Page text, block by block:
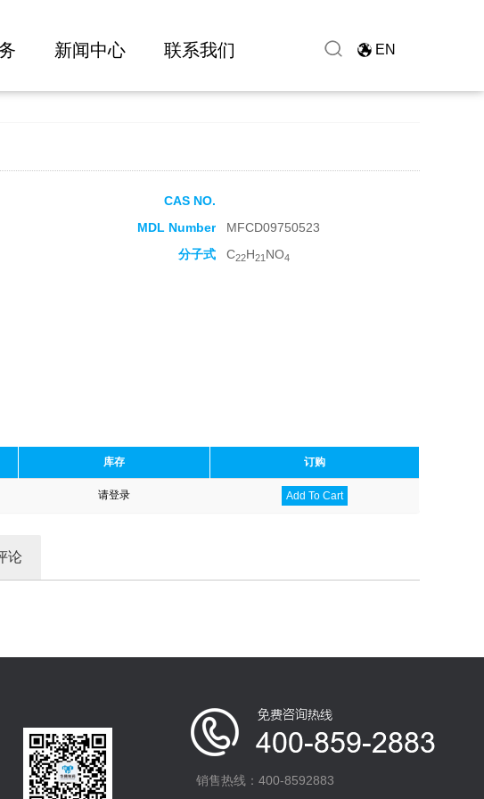
新闻中心 联系我们 EN
CAS NO.
MDL Number
MFCD09750523
分子式 C22H21 NO4
库存 订购
请登录 Add To Cart
论
销售热线：400-8592883